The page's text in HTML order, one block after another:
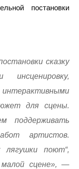
постановки
сказку
для сцены.
поддерживать
артистов.
лягушки поют“,
сцене», —